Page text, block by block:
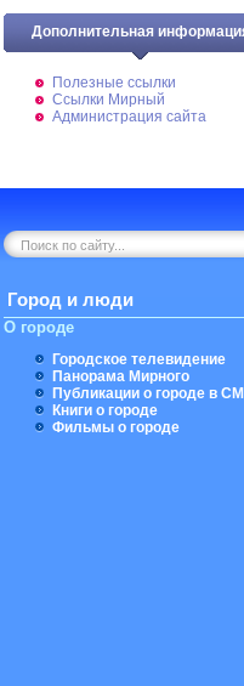
Дополнительная
Полезные ссылки
Ссылки Мирный
Администрация сайта
Город и люди
О городе
Городское телевидение
Панорама Мирного
Публикации о городе в
Книги о городе
Фильмы о городе